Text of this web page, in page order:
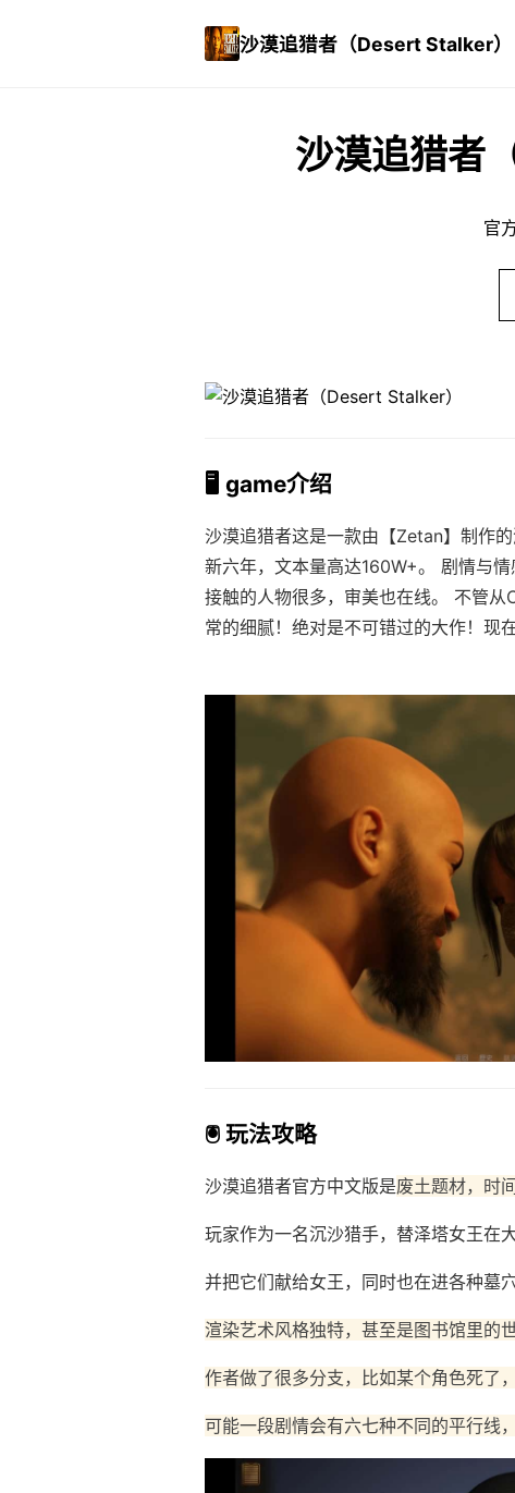
沙漠追猎者（Desert Stalker）
沙漠追猎者
官
🖥️ game介绍
沙漠追猎者这是一款由【Zetan】制作
新六年，文本量高达160W+。 剧情与
接触的人物很多，审美也在线。 不管
常的细腻！绝对是不可错过的大作！现
🖲️ 玩法攻略
沙漠追猎者官方中文版是废土题材，时
玩家作为一名沉沙猎手，替泽塔女王在
并把它们献给女王，同时也在进各种墓
渲染艺术风格独特，甚至是图书馆里的
作者做了很多分支，比如某个角色死了
可能一段剧情会有六七种不同的平行线